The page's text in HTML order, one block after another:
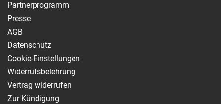
Partnerprogramm
Presse
AGB
Datenschutz
Cookie-Einstellungen
Widerrufsbelehrung
Vertrag widerrufen
Zur Kündigung